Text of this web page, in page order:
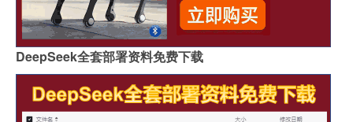
佛山著名岩板市场在哪里
桌子用哑光岩板好吗
郑州品牌岩板批发商
桌面怎么做成岩板墙
岩板背面没有品牌标识吗
怎么分辨岩板和岗石砖
广州岩板生产企业有哪些
圆岩板玄关壁画视频讲解
岩板可以包横梁吗图片
供应硅岩板设备哪家好用
DeepSeek全套部署资料免费下载